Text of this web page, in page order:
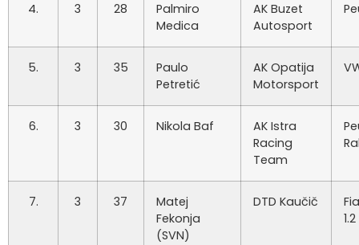
4. 3 28
Palmiro
Medica
AK Buzet
Autosport
5. 3 35
Paulo
Petretić
AK Opatija
Motorsport
6. 3 30 Nikola Baf
AK Istra
Racing
Team
7. 3 37
Matej
Fekonja
(SVN)
DTD Kaučič
1.2